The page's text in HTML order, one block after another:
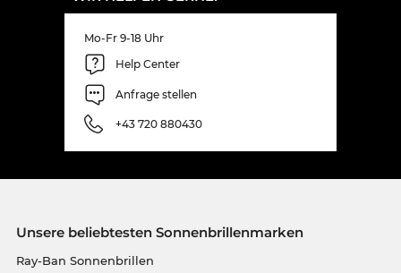
Mo-Fr 9-18 Uhr
Help Center
Anfrage stellen
+43 720 880430
Unsere beliebtesten Sonnenbrillenmarken
Ray-Ban Sonnenbrillen